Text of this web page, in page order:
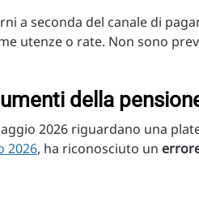
a seconda del canale di
utenze o rate. Non sono
della
2026 riguardano una
2026, ha riconosciuto un